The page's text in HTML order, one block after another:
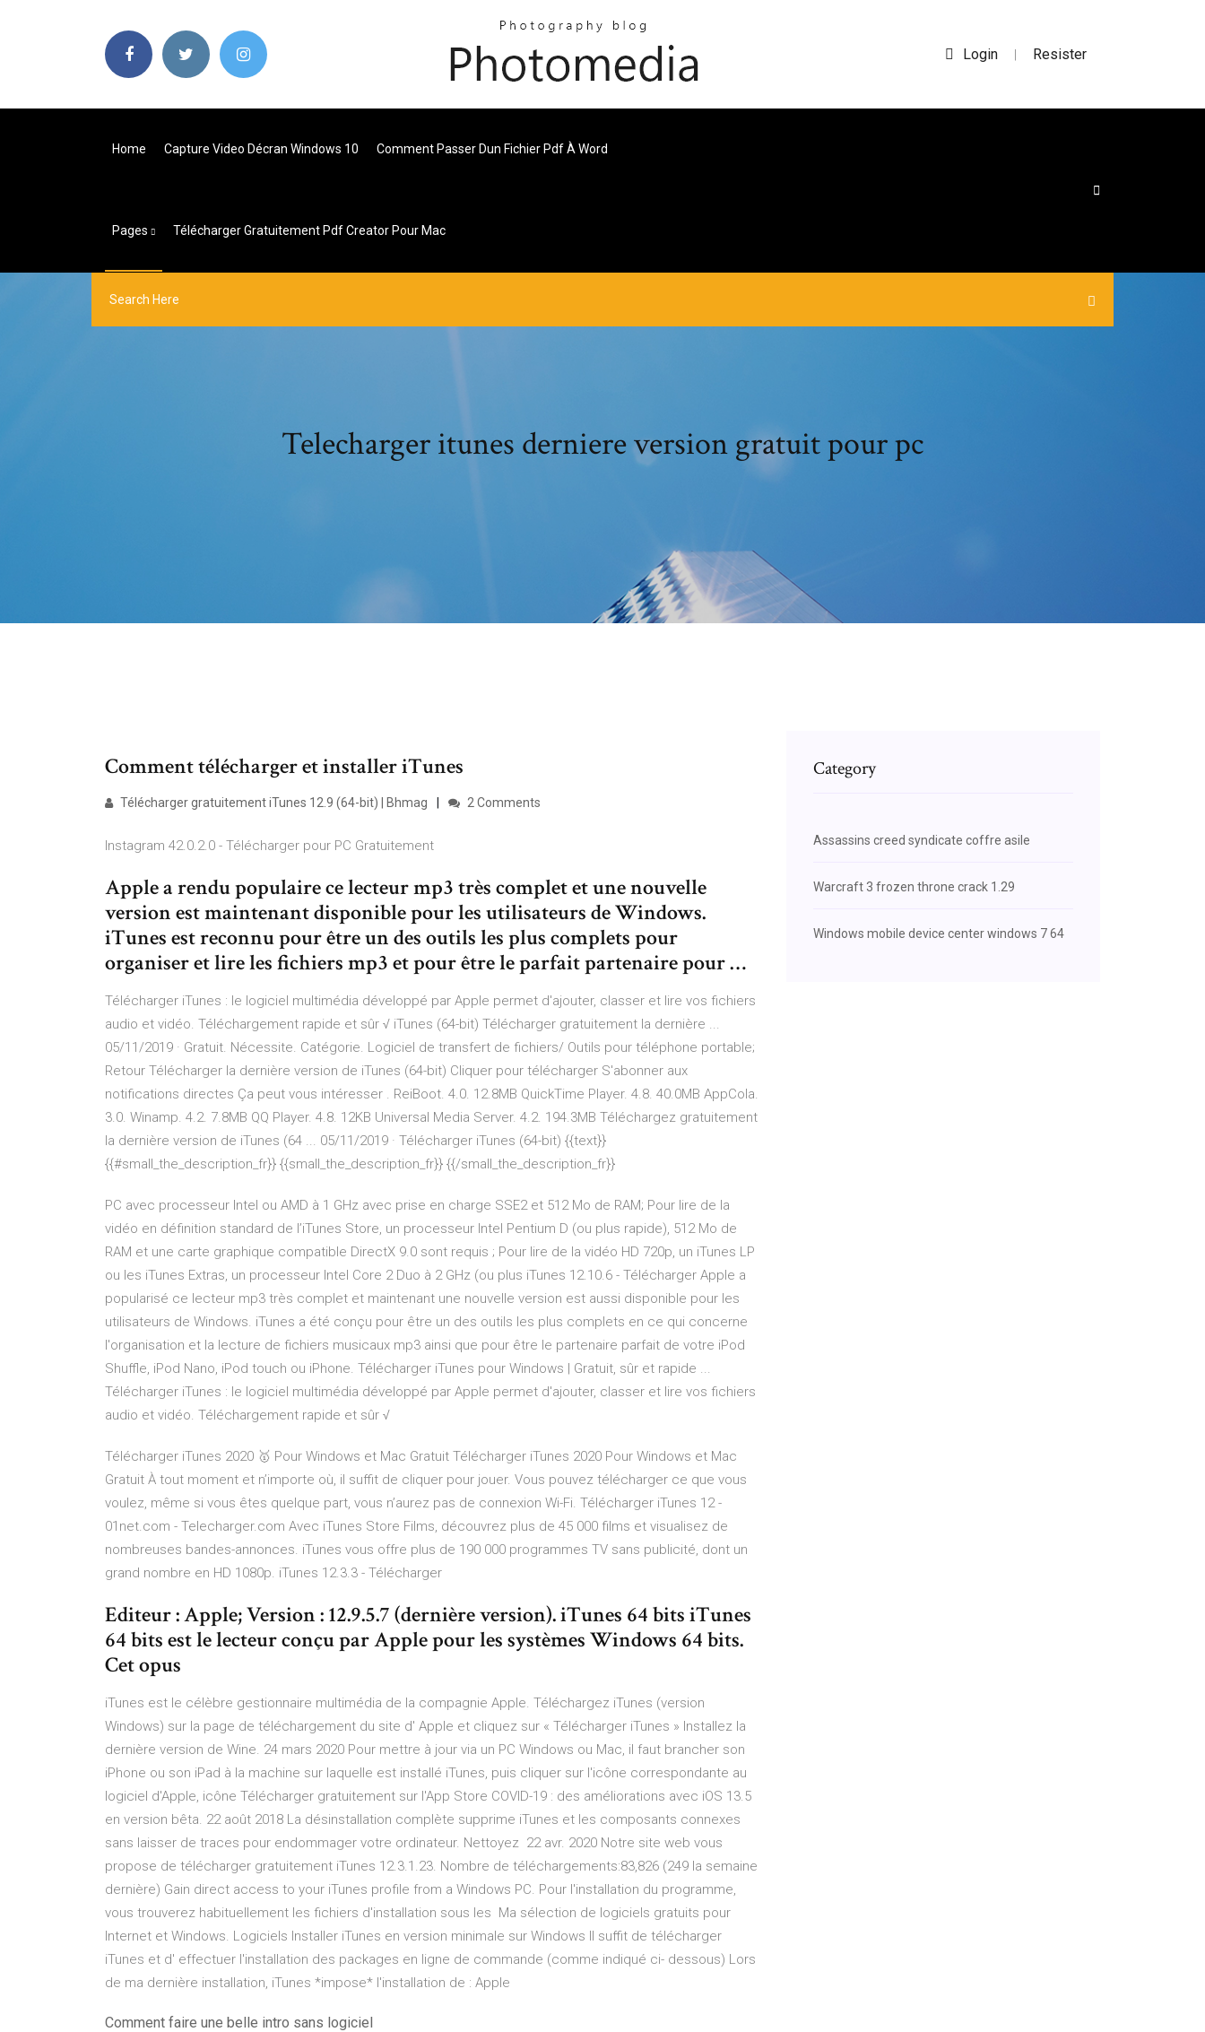
Login | Resister
Home Capture Video Décran Windows 10 Comment Passer Dun Fichier Pdf À Word
Pages Télécharger Gratuitement Pdf Creator Pour Mac
Telecharger itunes derniere version gratuit pour pc
Comment télécharger et installer iTunes
Télécharger gratuitement iTunes 12.9 (64-bit) | Bhmag 2 Comments
Instagram 42.0.2.0 - Télécharger pour PC Gratuitement
Apple a rendu populaire ce lecteur mp3 très complet et une nouvelle
version est maintenant disponible pour les utilisateurs de Windows.
iTunes est reconnu pour être un des outils les plus complets pour
organiser et lire les fichiers mp3 et pour être le parfait partenaire pour …
Télécharger iTunes : le logiciel multimédia développé par Apple permet d'ajouter, classer et lire vos fichiers
audio et vidéo. Téléchargement rapide et sûr √ iTunes (64-bit) Télécharger gratuitement la dernière ...
05/11/2019 · Gratuit. Nécessite. Catégorie. Logiciel de transfert de fichiers/ Outils pour téléphone portable;
Retour Télécharger la dernière version de iTunes (64-bit) Cliquer pour télécharger S'abonner aux
notifications directes Ça peut vous intéresser . ReiBoot. 4.0. 12.8MB QuickTime Player. 4.8. 40.0MB AppCola.
3.0. Winamp. 4.2. 7.8MB QQ Player. 4.8. 12KB Universal Media Server. 4.2. 194.3MB Téléchargez gratuitement
la dernière version de iTunes (64 ... 05/11/2019 · Télécharger iTunes (64-bit) {{text}}
{{#small_the_description_fr}} {{small_the_description_fr}} {{/small_the_description_fr}}
PC avec processeur Intel ou AMD à 1 GHz avec prise en charge SSE2 et 512 Mo de RAM; Pour lire de la
vidéo en définition standard de l’iTunes Store, un processeur Intel Pentium D (ou plus rapide), 512 Mo de
RAM et une carte graphique compatible DirectX 9.0 sont requis ; Pour lire de la vidéo HD 720p, un iTunes LP
ou les iTunes Extras, un processeur Intel Core 2 Duo à 2 GHz (ou plus iTunes 12.10.6 - Télécharger Apple a
popularisé ce lecteur mp3 très complet et maintenant une nouvelle version est aussi disponible pour les
utilisateurs de Windows. iTunes a été conçu pour être un des outils les plus complets en ce qui concerne
l'organisation et la lecture de fichiers musicaux mp3 ainsi que pour être le partenaire parfait de votre iPod
Shuffle, iPod Nano, iPod touch ou iPhone. Télécharger iTunes pour Windows | Gratuit, sûr et rapide ...
Télécharger iTunes : le logiciel multimédia développé par Apple permet d'ajouter, classer et lire vos fichiers
audio et vidéo. Téléchargement rapide et sûr √
Télécharger iTunes 2020 🥇 Pour Windows et Mac Gratuit Télécharger iTunes 2020 Pour Windows et Mac
Gratuit À tout moment et n’importe où, il suffit de cliquer pour jouer. Vous pouvez télécharger ce que vous
voulez, même si vous êtes quelque part, vous n’aurez pas de connexion Wi-Fi. Télécharger iTunes 12 -
01net.com - Telecharger.com Avec iTunes Store Films, découvrez plus de 45 000 films et visualisez de
nombreuses bandes-annonces. iTunes vous offre plus de 190 000 programmes TV sans publicité, dont un
grand nombre en HD 1080p. iTunes 12.3.3 - Télécharger
Editeur : Apple; Version : 12.9.5.7 (dernière version). iTunes 64 bits iTunes
64 bits est le lecteur conçu par Apple pour les systèmes Windows 64 bits.
Cet opus
iTunes est le célèbre gestionnaire multimédia de la compagnie Apple. Téléchargez iTunes (version
Windows) sur la page de téléchargement du site d' Apple et cliquez sur « Télécharger iTunes » Installez la
dernière version de Wine. 24 mars 2020 Pour mettre à jour via un PC Windows ou Mac, il faut brancher son
iPhone ou son iPad à la machine sur laquelle est installé iTunes, puis cliquer sur l'icône correspondante au
logiciel d'Apple, icône Télécharger gratuitement sur l'App Store COVID-19 : des améliorations avec iOS 13.5
en version bêta. 22 août 2018 La désinstallation complète supprime iTunes et les composants connexes
sans laisser de traces pour endommager votre ordinateur. Nettoyez 22 avr. 2020 Notre site web vous
propose de télécharger gratuitement iTunes 12.3.1.23. Nombre de téléchargements:83,826 (249 la semaine
dernière) Gain direct access to your iTunes profile from a Windows PC. Pour l'installation du programme,
vous trouverez habituellement les fichiers d'installation sous les Ma sélection de logiciels gratuits pour
Internet et Windows. Logiciels Installer iTunes en version minimale sur Windows Il suffit de télécharger
iTunes et d' effectuer l'installation des packages en ligne de commande (comme indiqué ci- dessous) Lors
de ma dernière installation, iTunes *impose* l'installation de : Apple
Comment faire une belle intro sans logiciel
Category
Assassins creed syndicate coffre asile
Warcraft 3 frozen throne crack 1.29
Windows mobile device center windows 7 64